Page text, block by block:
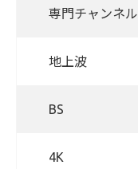
専門チャンネル
地上波
BS
4K